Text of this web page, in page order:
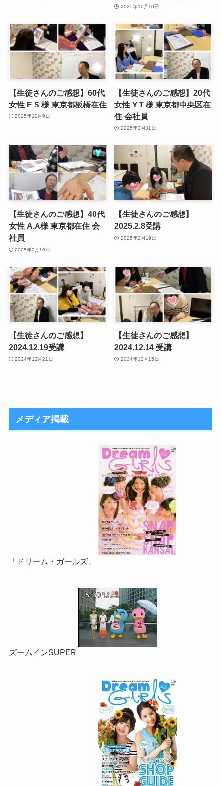
2025年10月10日
【生徒さんのご感想】60代
女性 E.S 様 東京都板橋在住
2025年10月9日
【生徒さんのご感想】20代
女性 Y.T 様 東京都中央区在
住 会社員
2025年3月31日
【生徒さんのご感想】40代
女性 A.A様 東京都在住 会
社員
2025年3月10日
【生徒さんのご感想】
2025.2.8受講
2025年2月19日
【生徒さんのご感想】
2024.12.19受講
2024年12月21日
【生徒さんのご感想】
2024.12.14 受講
2024年12月15日
メディア掲載
「ドリーム・ガールズ」
ズームインSUPER